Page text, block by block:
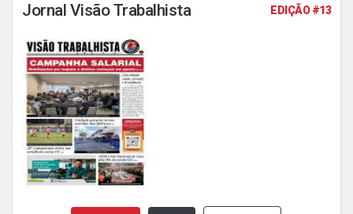
Jornal Visão Trabalhista EDIÇÃO #13